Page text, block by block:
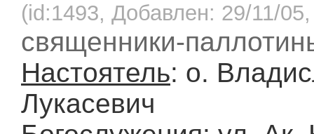
(id:1493, Добавлен: 29/11/
священники-
Настоятель: о.
Лукасевич